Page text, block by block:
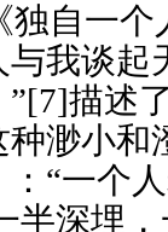
独自一个
与我谈
”[7]描述
渺小和
“一个
半深埋